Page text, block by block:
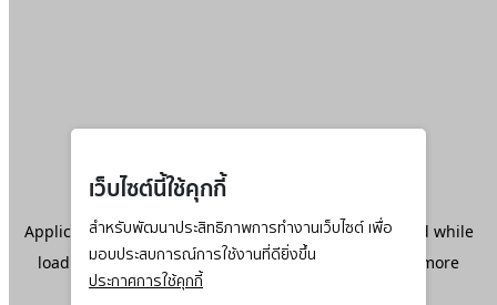
เว็บไซต์นี้ใช้คุกกี้
สำหรับพัฒนาประสิทธิภาพการทำงานเว็บไซต์ เพื่อ
มอบประสบการณ์การใช้งานที่ดียิ่งขึ้น
ประกาศการใช้คุกกี้
Application error: aclient-side exception has occurred while
loadingwww.ktc.co.th(see the browser console
for more
information).